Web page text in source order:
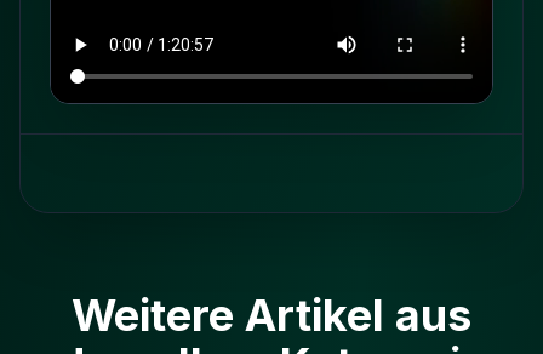
Weitere Artikel aus